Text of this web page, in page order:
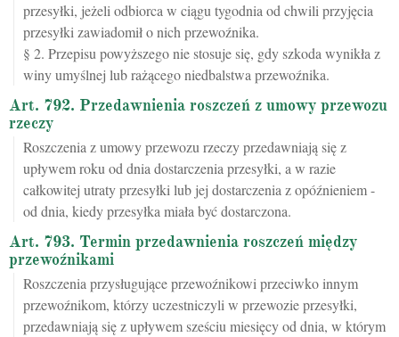
przesyłki, jeżeli odbiorca w ciągu tygodnia od chwili przyjęcia
przesyłki zawiadomił o nich przewoźnika.
§ 2. Przepisu powyższego nie stosuje się, gdy szkoda wynikła z
winy umyślnej lub rażącego niedbalstwa przewoźnika.
Art. 792. Przedawnienia roszczeń z umowy przewozu
rzeczy
Roszczenia z umowy przewozu rzeczy przedawniają się z
upływem roku od dnia dostarczenia przesyłki, a w razie
całkowitej utraty przesyłki lub jej dostarczenia z opóźnieniem -
od dnia, kiedy przesyłka miała być dostarczona.
Art. 793. Termin przedawnienia roszczeń między
przewoźnikami
Roszczenia przysługujące przewoźnikowi przeciwko innym
przewoźnikom, którzy uczestniczyli w przewozie przesyłki,
przedawniają się z upływem sześciu miesięcy od dnia, w którym